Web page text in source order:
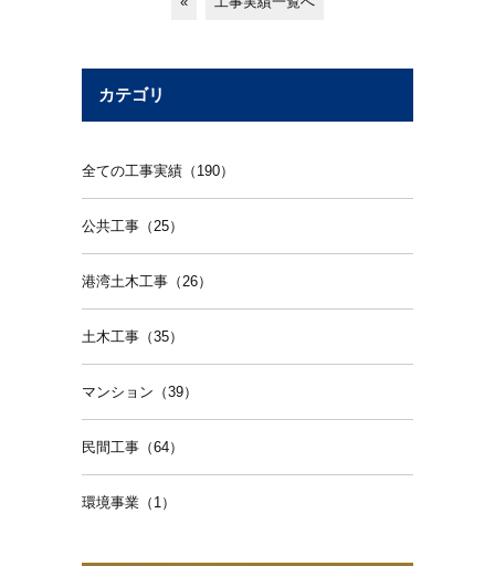
カテゴリ
全ての工事実績（190）
公共工事（25）
港湾土木工事（26）
土木工事（35）
マンション（39）
民間工事（64）
環境事業（1）